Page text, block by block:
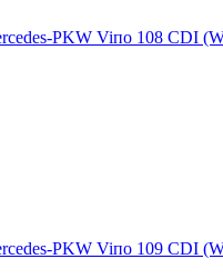
PKW Viпо 108 CDI
PKW Viпо 109 CDI